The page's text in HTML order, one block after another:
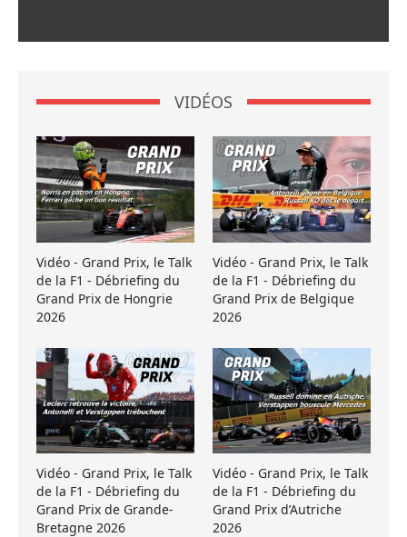
VIDÉOS
Vidéo - Grand Prix, le Talk
de la F1 - Débriefing du
Grand Prix de Hongrie
2026
Vidéo - Grand Prix, le Talk
de la F1 - Débriefing du
Grand Prix de Belgique
2026
Vidéo - Grand Prix, le Talk
de la F1 - Débriefing du
Grand Prix de Grande-
Bretagne 2026
Vidéo - Grand Prix, le Talk
de la F1 - Débriefing du
Grand Prix d’Autriche
2026